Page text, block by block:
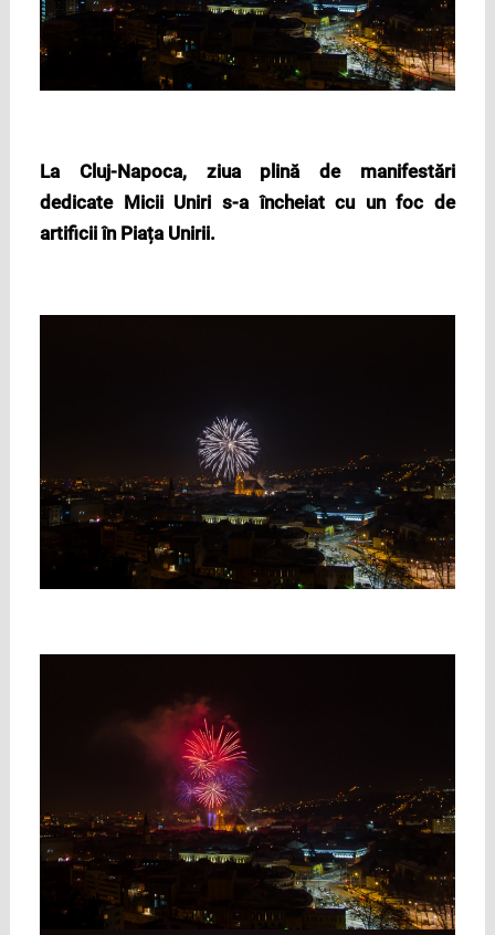
La Cluj-Napoca, ziua plină de manifestări
dedicate Micii Uniri s-a încheiat cu un foc de
artificii în Piața Unirii.